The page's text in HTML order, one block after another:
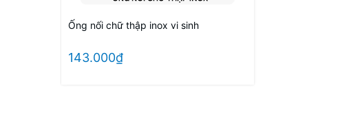
Ống nối chữ thập inox vi sinh
143.000₫